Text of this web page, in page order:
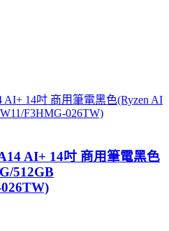
AI+ 14吋 商用筆電黑色
512GB